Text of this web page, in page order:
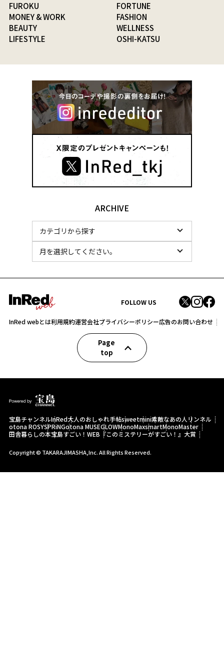
FUROKU
FORTUNE
MONEY & WORK
FASHION
BEAUTY
WELLNESS
LIFESTYLE
OSHI-KATSU
ARCHIVE
FOLLOW US
InRed webとは利用規約運営会社プライバシーポリシー広告のお問い合わせ
Page
top
宝島チャンネルInRed大人のおしゃれ手帖sweetmini素敵なあの人 リンネル
otona ROSYSPRiNGotona MUSEGLOWMonoMaxsmartMonoMaster
田舎暮らしの本宝島すごい！WEB 『このミステリーがすごい！』大賞
Copyright © TAKARAJIMASHA,Inc. All Rights Reserved.